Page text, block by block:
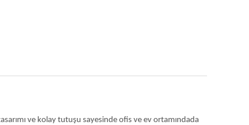
ve kolay tutuşu sayesinde ofis ve ev ortamındada